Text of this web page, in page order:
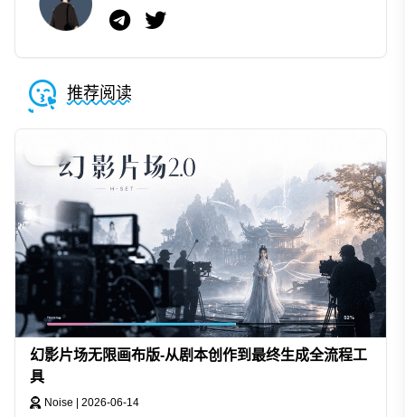
推荐阅读
AIGC
幻影片场无限画布版-从剧本创作到最终生成全流程工
具
Noise
2026-06-14